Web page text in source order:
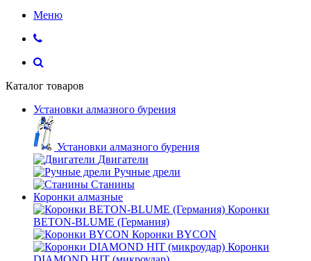
Меню
Каталог товаров
Установки алмазного бурения
Установки алмазного бурения
Двигатели
Ручные дрели
Станины
Коронки алмазные
Коронки
BETON-BLUME (Германия)
Коронки BYCON
Коронки